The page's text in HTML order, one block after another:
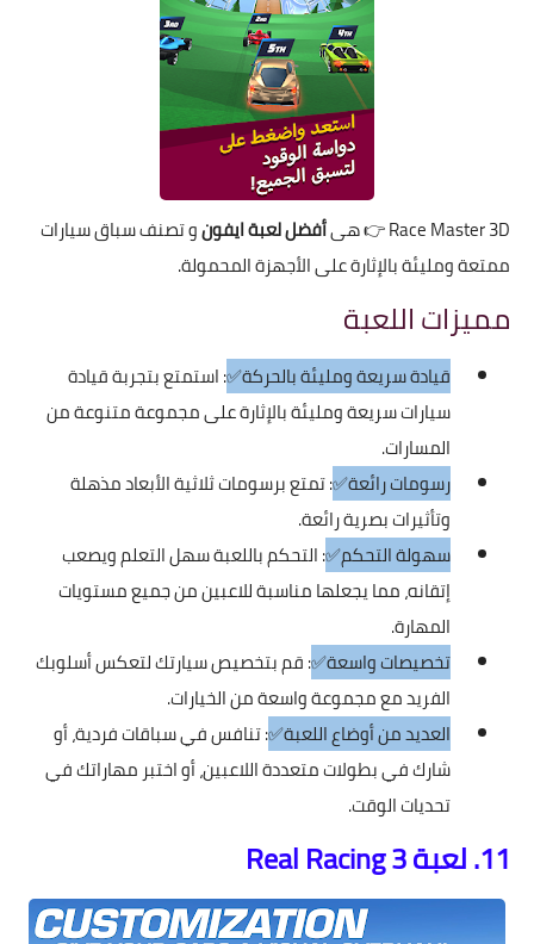
Race Master 3D👉 هىأفضل لعبة ايفونو تصنف سباق سيارات
ممتعة ومليئة بالإثارة على الأجهزة المحمولة.
مميزات اللعبة
قيادة سريعة ومليئة بالحركة✅: استمتع بتجربة قيادة
سيارات سريعة ومليئة بالإثارة على مجموعة متنوعة من
المسارات.
رسومات رائعة✅: تمتع برسومات ثلاثية الأبعاد مذهلة
وتأثيرات بصرية رائعة.
سهولة التحكم✅: التحكم باللعبة سهل التعلم ويصعب
إتقانه، مما يجعلها مناسبة للاعبين من جميع مستويات
المهارة.
تخصيصات واسعة✅: قم بتخصيص سيارتك لتعكس أسلوبك
الفريد مع مجموعة واسعة من الخيارات.
العديد من أوضاع اللعبة✅: تنافس في سباقات فردية، أو
شارك في بطولات متعددة اللاعبين، أو اختبر مهاراتك في
تحديات الوقت.
11. لعبة Real Racing 3